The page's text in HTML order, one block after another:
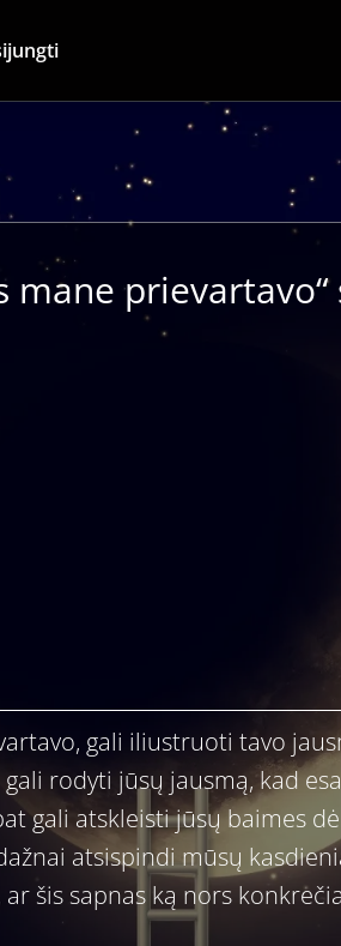
mane
gali iliustruoti tavo
rodyti jūsų jausmą, kad
gali atskleisti jūsų baimes
atsispindi mūsų
šis sapnas ką nors